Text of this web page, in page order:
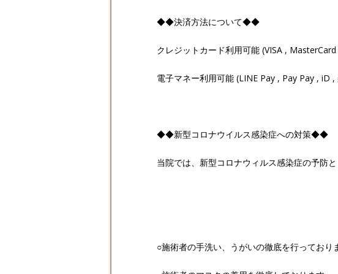
◆◆決済方法について◆◆
クレジットカード利用可能 (VISA ,
電子マネー利用可能 (LINE Pay , Pay Pay , iD
◆◆新型コロナウイルス感染症への対策◆◆
当院では、新型コロナウィルス感染症の予防
○施術者の手洗い、うがいの徹底を行っており